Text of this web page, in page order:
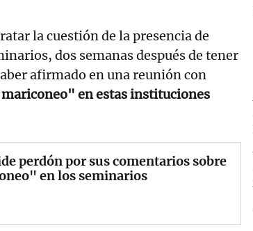
la cuestión de la presencia de
dos semanas después de tener
afirmado en una reunión con
en estas instituciones
perdón por sus comentarios sobre
en los seminarios